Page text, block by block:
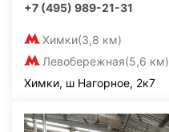
+7 (495) 989-21-31
Химки(3,8 км)
Левобережная(5,6 км)
Химки, ш Нагорное, 2к7